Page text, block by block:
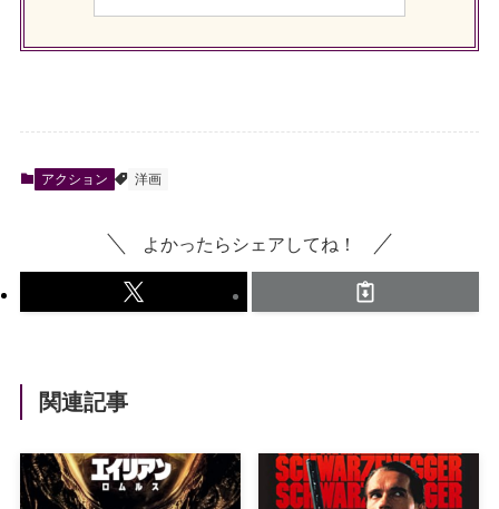
アクション 洋画
よかったらシェアしてね！
関連記事